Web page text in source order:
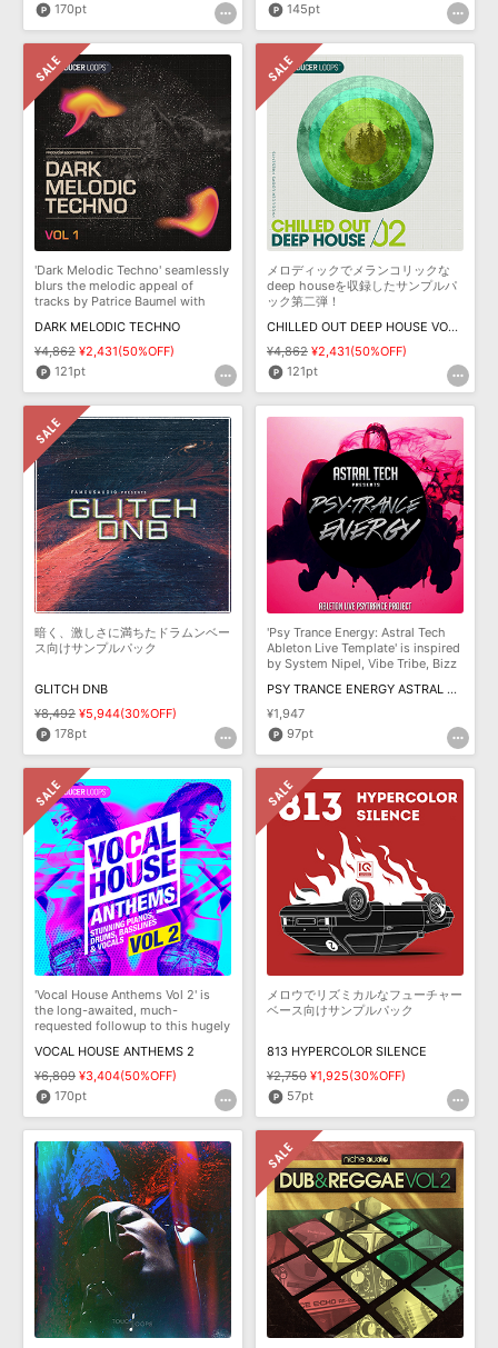
170pt
145pt
'Dark Melodic Techno' seamlessly
blurs the melodic appeal of
tracks by Patrice Baumel with
DARK MELODIC TECHNO
¥4,862 ¥2,431(50%OFF)
121pt
メロディックでメランコリックな
deep houseを収録したサンプルパ
ック第二弾！
CHILLED OUT DEEP HOUSE VOL 2
¥4,862 ¥2,431(50%OFF)
121pt
暗く、激しさに満ちたドラムンベー
ス向けサンプルパック
GLITCH DNB
¥8,492 ¥5,944(30%OFF)
178pt
'Psy Trance Energy: Astral Tech
Ableton Live Template' is inspired
by System Nipel, Vibe Tribe, Bizz
PSY TRANCE ENERGY ASTRAL TECH ABLETON LIVE
¥1,947
97pt
'Vocal House Anthems Vol 2' is
the long-awaited, much-
requested followup to this hugely
VOCAL HOUSE ANTHEMS 2
¥6,809 ¥3,404(50%OFF)
170pt
メロウでリズミカルなフューチャー
ベース向けサンプルパック
813 HYPERCOLOR SILENCE
¥2,750 ¥1,925(30%OFF)
57pt